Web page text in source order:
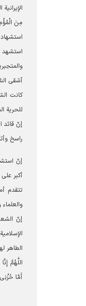
مِنَ
استشهاد
استشهد
أشقى
كانت
للحرية
إنّ قائد
راسخ
إنّ
أكبر
تتقدم
إنّ
الطاهر
اللَّهُمَّ
أَمَّا